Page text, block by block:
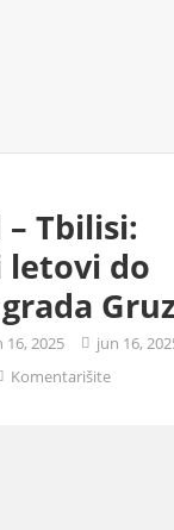
– Tbilisi:
do
16, 2025
jun 16,
Komentarišite